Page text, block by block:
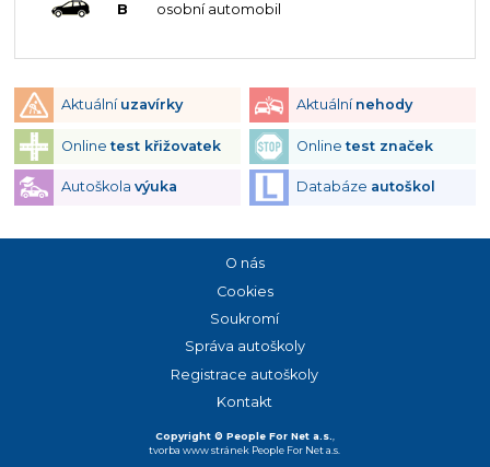
B osobní automobil
Aktuální uzavírky Aktuální nehody
Onlinetest křižovatek Onlinetest značek
Autoškola výuka Databáze autoškol
Copyright © People For Net a.s.,
tvorba www stránek People For Net a.s.
O nás
Cookies
Soukromí
Správa autoškoly
Registrace autoškoly
Kontakt